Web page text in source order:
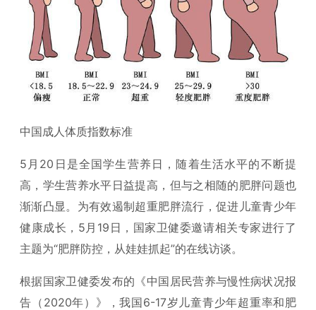
中国成人体质指数标准
5月20日是全国学生营养日，随着生活水平的不断提
高，学生营养水平日益提高，但与之相随的肥胖问题也
渐渐凸显。为有效遏制超重肥胖流行，促进儿童青少年
健康成长，5月19日，国家卫健委邀请相关专家进行了
主题为“肥胖防控，从娃娃抓起”的在线访谈。
根据国家卫健委发布的《中国居民营养与慢性病状况报
告（2020年）》，我国6-17岁儿童青少年超重率和肥